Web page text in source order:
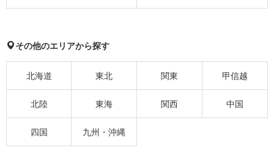
その他のエリアから探す
北海道 東北 関東 甲信越
北陸 東海 関西 中国
四国 九州・沖縄